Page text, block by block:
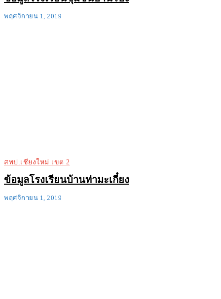
พฤศจิกายน 1, 2019
สพป.เชียงใหม่ เขต 2
ข้อมูลโรงเรียนบ้านท่ามะเกี๋ยง
พฤศจิกายน 1, 2019